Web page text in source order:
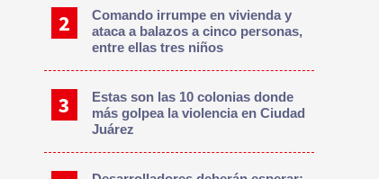
Comando irrumpe en vivienda y
ataca a balazos a cinco personas,
entre ellas tres niños
Estas son las 10 colonias donde
más golpea la violencia en Ciudad
Juárez